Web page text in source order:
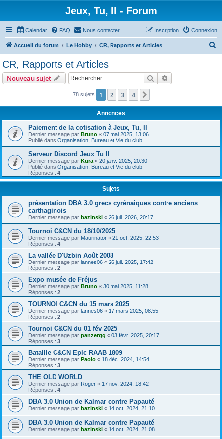
Jeux, Tu, Il - Forum
Calendar FAQ Nous contacter Connexion
Inscription
Accueil du forum Le Hobby CR, Rapports et Articles
CR, Rapports et Articles
Nouveau sujet Rechercher
78 sujets 1 2 3 4
Annonces
Paiement de la cotisation à Jeux, Tu, Il
Dernier message par Bruno « 07 mai 2025, 13:06
Publié dans Organisation, Bureau et Vie du club
Serveur Discord Jeux Tu Il
Dernier message par Kura « 20 janv. 2025, 20:30
Publié dans Organisation, Bureau et Vie du club
Réponses : 4
Sujets
présentation DBA 3.0 grecs cyrénaiques contre anciens
carthaginois
Dernier message par bazinski « 26 juil. 2026, 20:17
Tournoi C&CN du 18/10/2025
Dernier message par Maurinator « 21 oct. 2025, 22:53
Réponses : 4
La vallée D'Uzbin Août 2008
Dernier message par lannes06 « 26 juil. 2025, 17:42
Réponses : 2
Expo musée de Fréjus
Dernier message par Bruno « 30 mai 2025, 11:28
Réponses : 2
TOURNOI C&CN du 15 mars 2025
Dernier message par lannes06 « 17 mars 2025, 08:55
Réponses : 2
Tournoi C&CN du 01 fév 2025
Dernier message par panzergg « 03 févr. 2025, 20:17
Réponses : 3
Bataille C&CN Epic RAAB 1809
Dernier message par Paolo « 18 déc. 2024, 14:54
Réponses : 3
THE OLD WORLD
Dernier message par Roger « 17 nov. 2024, 18:42
Réponses : 4
DBA 3.0 Union de Kalmar contre Papauté
Dernier message par bazinski « 14 oct. 2024, 21:10
DBA 3.0 Union de Kalmar contre Papauté
Dernier message par bazinski « 14 oct. 2024, 21:08